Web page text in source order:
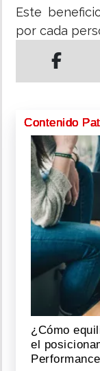
Este
por cada
Contenido
¿Cómo
el